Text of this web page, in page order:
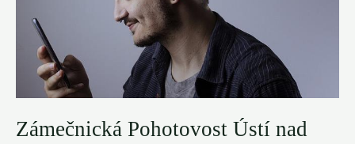
237
NONSTOP
Zámečnická Pohotovost Ústí nad